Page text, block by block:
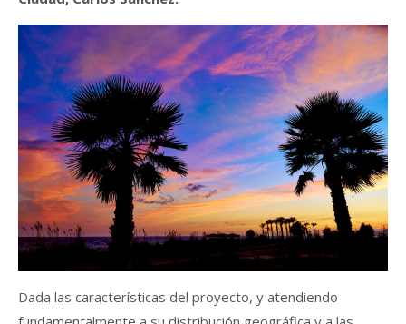
Dada las características del proyecto, y atendiendo